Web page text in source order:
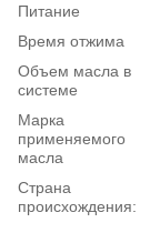
Питание
Время отжима
Объем масла в
системе
Марка
применяемого
масла
Страна
происхождения: